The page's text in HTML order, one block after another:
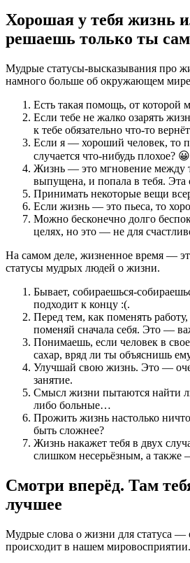
Хорошая у тебя жизнь
решаешь только ты
Мудрые статусы-высказывания про
намного больше об окружающем
Есть такая помощь, от которой
Если тебе не жалко озарять
к тебе обязательно что-то
Если я — хороший человек, то
случается что-нибудь плохое? 😀
Жизнь — это мгновение между
выпущена, и попала в тебя. Эта
Принимать некоторые вещи
Если жизнь — это пьеса, то
Можно бесконечно долго
целях, но это — не для
На самом деле, жизненное время —
статусы мудрых людей о жизни.
Бывает, собираешься-
подходит к концу :(.
Перед тем, как поменять
поменяй сначала себя. Это —
Понимаешь, если человек в
сахар, вряд ли ты объяснишь
Улучшай свою жизнь. Это —
занятие.
Смысл жизни пытаются найти
либо больные…
Прожить жизнь настолько
быть сложнее?
Жизнь накажет тебя в двух
слишком несерьёзным, а
Смотри вперёд. Там
лучшее
Мудрые слова о жизни для статуса —
происходит в нашем мировосприятии.